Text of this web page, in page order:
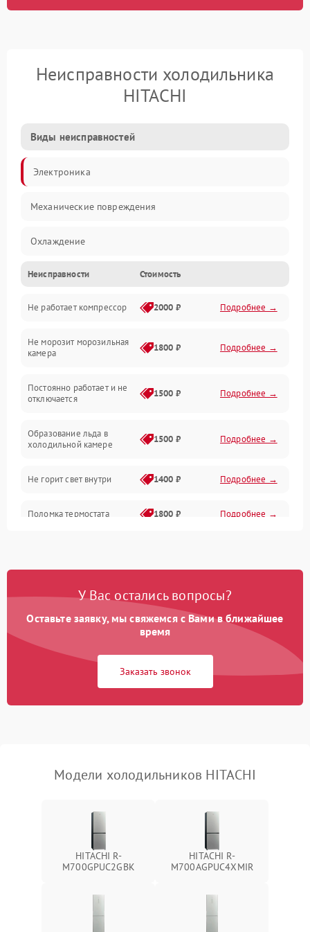
Неисправности холодильника
HITACHI
Виды неисправностей
Электроника
Механические повреждения
Охлаждение
Механика
Электропитание
Дренаж
Неисправности Стоимость
Не работает компрессор 2000 ₽ Подробнее →
Не морозит морозильная
камера
1800 ₽ Подробнее →
Постоянно работает и не
отключается
1500 ₽ Подробнее →
Образование льда в
холодильной камере
1500 ₽ Подробнее →
Не горит свет внутри 1400 ₽ Подробнее →
Поломка термостата 1800 ₽ Подробнее →
Образование конденсата
1800 ₽ Подробнее →
Сбой в работе инвертора
работе
2000 ₽ Подробнее →
У Вас остались вопросы?
Оставьте заявку, мы свяжемся с Вами в ближайшее
время
Заказать звонок
Модели холодильников HITACHI
HITACHI R-
M700GPUC2GBK
HITACHI R-
M700AGPUC4XMIR